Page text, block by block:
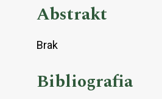
Abstrakt
Brak
Bibliografia